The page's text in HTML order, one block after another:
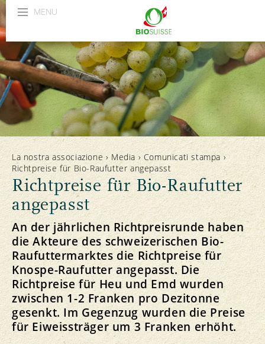
MENU
La nostra associazione› Media › Comunicati stampa›
Richtpreise für Bio-Raufutter angepasst
Richtpreise für Bio-Raufutter
angepasst
An der jährlichen Richtpreisrunde haben
die Akteure des schweizerischen Bio-
Raufuttermarktes die Richtpreise für
Knospe-Raufutter angepasst. Die
Richtpreise für Heu und Emd wurden
zwischen 1-2 Franken pro Dezitonne
gesenkt. Im Gegenzug wurden die Preise
für Eiweissträger um 3 Franken erhöht.